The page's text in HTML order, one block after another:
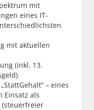
mit
eines IT-
mit aktuellen
(inkl. 13.
– eines
Einsatz als
(steuerfreier